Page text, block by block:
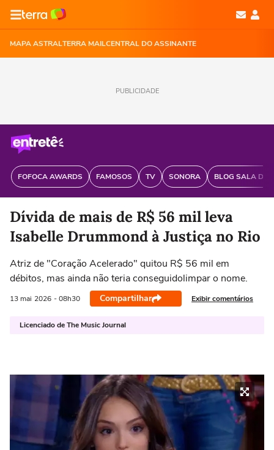
MAPA ASTRALTERRA MAILCENTRAL DO ASSINANTE
PUBLICIDADE
FOFOCA AWARDS FAMOSOS TV SONORA BLOG SALA DE
Dívida de mais de R$ 56 mil leva
Isabelle Drummond à Justiça no Rio
Atriz de "Coração Acelerado" quitou R$ 56 mil em
débitos, mas ainda não teria conseguidolimpar o nome.
13 mai 2026 - 08h30 Compartilhar Exibir comentários
Licenciado de The Music Journal